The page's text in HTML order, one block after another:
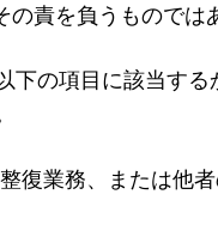
責を負うものでは
下の項目に該当す
復業務、または他